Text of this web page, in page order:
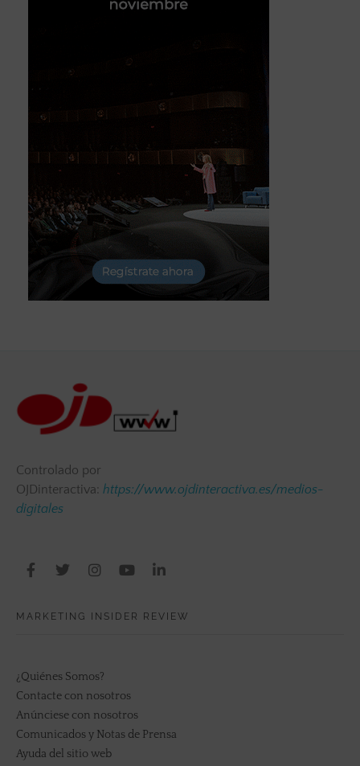
Controlado por
OJDinteractiva: https://www.ojdinteractiva.es/medios-
digitales
MARKETING INSIDER REVIEW
¿Quiénes Somos?
Contacte con nosotros
Anúnciese con nosotros
Comunicados y Notas de Prensa
Ayuda del sitio web